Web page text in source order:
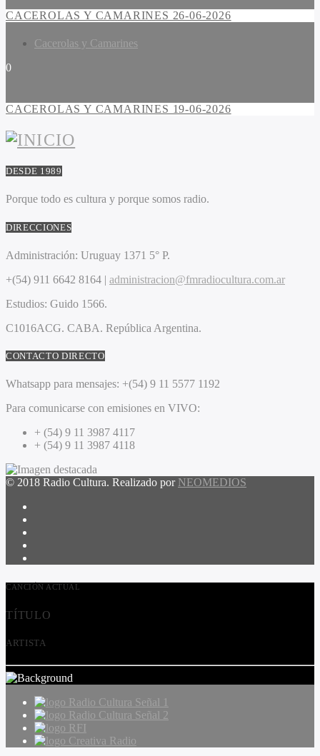
CACEROLAS Y CAMARINES 26-06-2026
Cacerolas y Camarines
0
CACEROLAS Y CAMARINES 19-06-2026
DESDE 1989
Porque todo es cultura y porque somos radio.
DIRECCIONES
Administración: Uruguay 1371 5° P.
+(54) 911 6642 8164 | administracion@fmradiocultura.com.ar
Estudios: Guido 1566.
C1016ACG. CABA. República Argentina.
CONTACTO DIRECTO
Whatsapp para mensajes: +(54) 9 11 5577 1192
Para comunicarse con emisiones en VIVO:
+ (54) 9 11 3987 4117
+ (54) 9 11 3987 4118
© 2018 Radio Cultura. Realizado por NEOMEDIOS
CANCIÓN ACTUAL
TÍTULO
ARTISTA
Radio Cultura Señal 1
Radio Cultura Señal 2
RFI
Creativa Radio